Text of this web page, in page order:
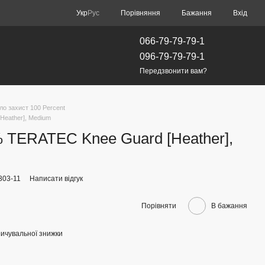
УкрРус Порівняння Бажання Вхід
066-79-79-79-1
096-79-79-79-1
Передзвонити вам?
захист 100 Percent
Medium
TERATEC Knee Guard [Heather],
11 Написати відгук
Порівняти В бажання
знижки